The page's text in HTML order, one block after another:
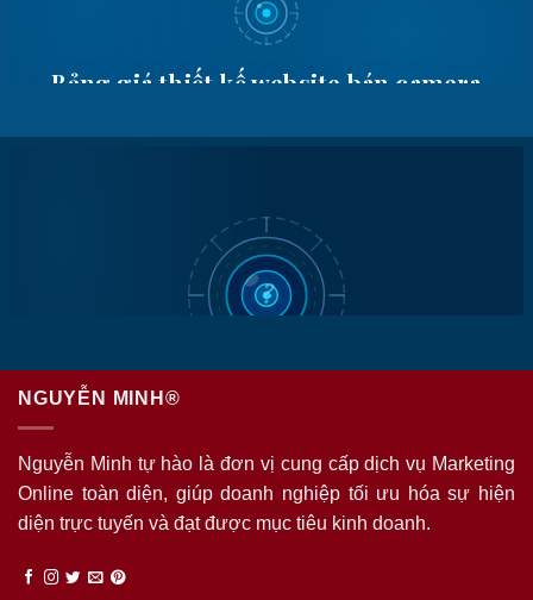
NGUYỄN MINH®
Nguyễn Minh tự hào là đơn vị cung cấp dịch vụ Marketing
Online toàn diện, giúp doanh nghiệp tối ưu hóa sự hiện
diện trực tuyến và đạt được mục tiêu kinh doanh.